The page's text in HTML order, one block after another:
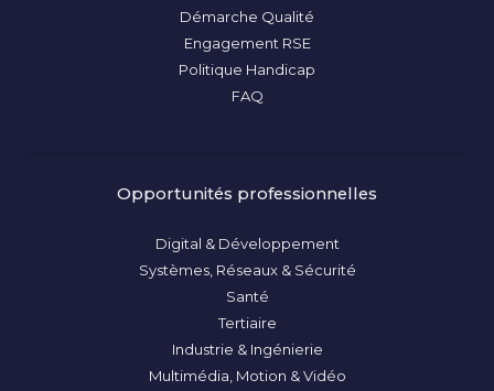
Démarche Qualité
Engagement RSE
Politique Handicap
FAQ
Opportunités professionnelles
Digital & Développement
Systèmes, Réseaux & Sécurité
Santé
Tertiaire
Industrie & Ingénierie
Multimédia, Motion & Vidéo